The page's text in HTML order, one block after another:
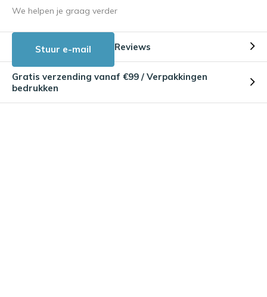
We helpen je graag verder
Stuur e-mail Reviews
Gratis verzending vanaf €99 / Verpakkingen
bedrukken